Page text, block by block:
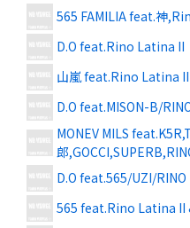
565 FAMILIA feat.神
D.O feat.Rino Latina II
山嵐 feat.Rino Latina II
D.O feat.MISON-B/
MONEV MILS
郎
D.O feat.565/UZI/RINO
565 feat.Rino Latina II